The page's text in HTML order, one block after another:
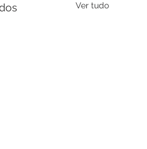
Ver tudo